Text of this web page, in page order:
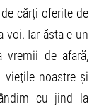
cărți oferite de
voi. Iar ăsta e un
de afară,
viețile noastre și
cu jind la